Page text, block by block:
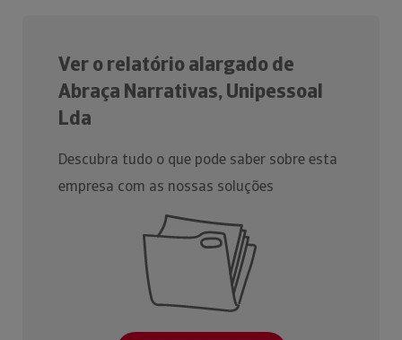
Ver o relatório alargado de
Abraça Narrativas, Unipessoal
Lda
Descubra tudo o que pode saber sobre esta
empresa com as nossas soluções